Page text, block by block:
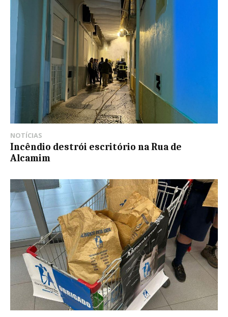
NOTÍCIAS
Incêndio destrói escritório na Rua de
Alcamim